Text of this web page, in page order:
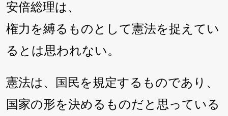
安倍総理は、
権力を縛るものとして憲法を捉えてい
るとは思われない。
憲法は、国民を規定するものであり、
国家の形を決めるものだと思っている